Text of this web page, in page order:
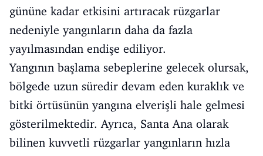
gününe kadar etkisini artıracak rüzgarlar
nedeniyle yangınların daha da fazla
yayılmasından endişe ediliyor.
Yangının başlama sebeplerine gelecek olursak,
bölgede uzun süredir devam eden kuraklık ve
bitki örtüsünün yangına elverişli hale gelmesi
gösterilmektedir. Ayrıca, Santa Ana olarak
bilinen kuvvetli rüzgarlar yangınların hızla